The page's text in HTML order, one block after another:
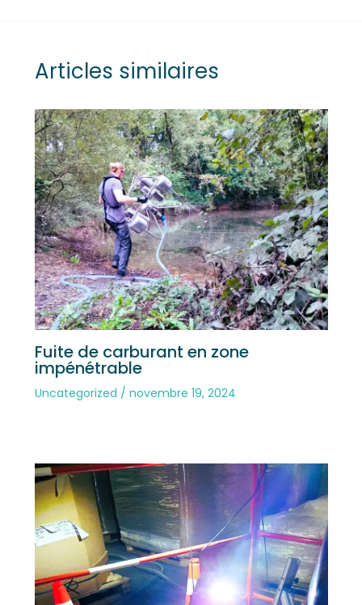
Articles similaires
Fuite de carburant en zone
impénétrable
Uncategorized / novembre 19, 2024